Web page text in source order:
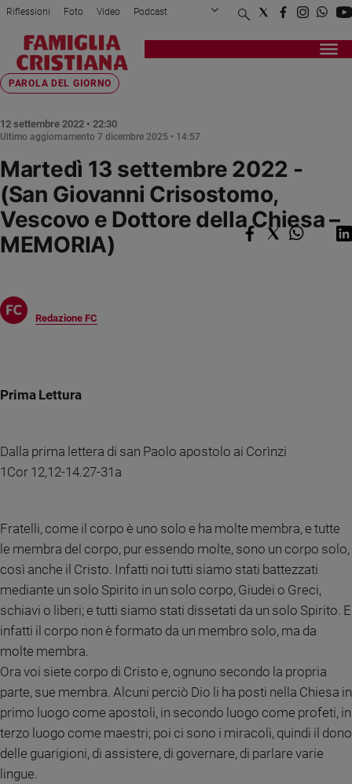
Attualità
Italia
Politica
Mondo
Economia
Legalità
e
giustizia
Sport
Papa
Santi
del
giorno
Santo
del
giorno
e
valori
Ambiente
e
Creato
Riflessioni Foto Video Podcast
Privacy Policy Chi siamo
Registrati Redazione
Home page> Fede e spiritualità
PAROLA DEL GIORNO
Martedì 13 settembre 2022 -
(San Giovanni Crisostomo,
Vescovo e Dottore della Chiesa –
MEMORIA)
Redazione FC
12 settembre 2022 • 22:30
Ultimo aggiornamento 7 dicembre 2025 • 14:57
Prima Lettura
Dalla prima lettera di san Paolo apostolo ai Corìnzi
1Cor 12,12-14.27-31a
Fratelli, come il corpo è uno solo e ha molte membra, e tutte
le membra del corpo, pur essendo molte, sono un corpo solo,
così anche il Cristo. Infatti noi tutti siamo stati battezzati
mediante un solo Spirito in un solo corpo, Giudei o Greci,
schiavi o liberi; e tutti siamo stati dissetati da un solo Spirito. E
infatti il corpo non è formato da un membro solo, ma da
molte membra.
Ora voi siete corpo di Cristo e, ognuno secondo la propria
parte, sue membra. Alcuni perciò Dio li ha posti nella Chiesa in
primo luogo come apostoli, in secondo luogo come profeti, in
terzo luogo come maestri; poi ci sono i miracoli, quindi il dono
delle guarigioni, di assistere, di governare, di parlare varie
lingue.